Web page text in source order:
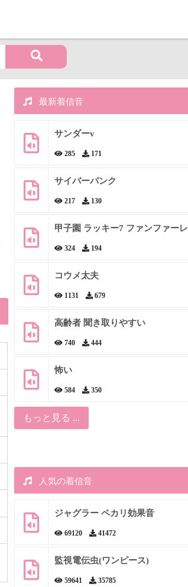
最新着信音
サンダーv
285 171
サイバーパンク
217 130
甲子園 ラッキー7 ファンファーレ
324 194
コウメ太夫
1131 679
高齢者 聞き取りやすい
740 444
怖い
584 350
もっと見る ...
人気の着信音
ジャグラー ペカリ効果音
69120 41472
監視電伝虫(ワンピース)
59641 35785